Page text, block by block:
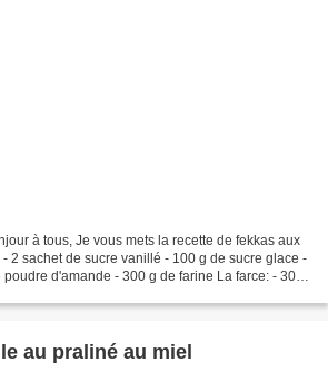
à tous, Je vous mets la recette de fekkas aux
2 sachet de sucre vanillé - 100 g de sucre glace -
d'amande - 300 g de farine La farce: - 300
au praliné au miel